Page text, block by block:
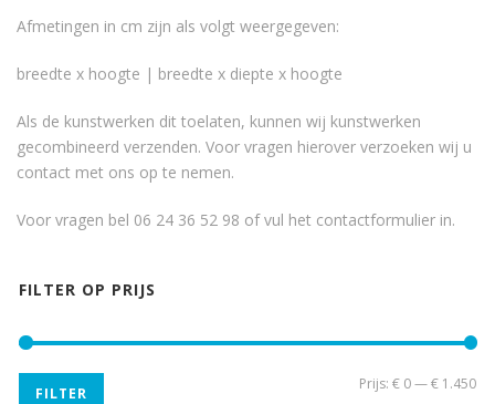
Afmetingen in cm zijn als volgt weergegeven:
breedte x hoogte | breedte x diepte x hoogte
Als de kunstwerken dit toelaten, kunnen wij kunstwerken
gecombineerd verzenden. Voor vragen hierover verzoeken wij u
contact met ons op te nemen.
Voor vragen bel 06 24 36 52 98 of vul het contactformulier in.
FILTER OP PRIJS
FILTER
Prijs: € 0—€ 1.450